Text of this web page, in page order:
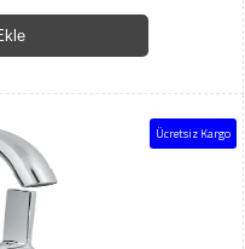
Ücretsiz Kargo